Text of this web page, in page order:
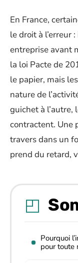
En France,
le droit à l’erreur
entreprise avant
la loi Pacte de
le papier, mais
nature de
guichet à l’autre,
contractent. Une
travers dans un
prend du retard,
Pourquoi
pour toute